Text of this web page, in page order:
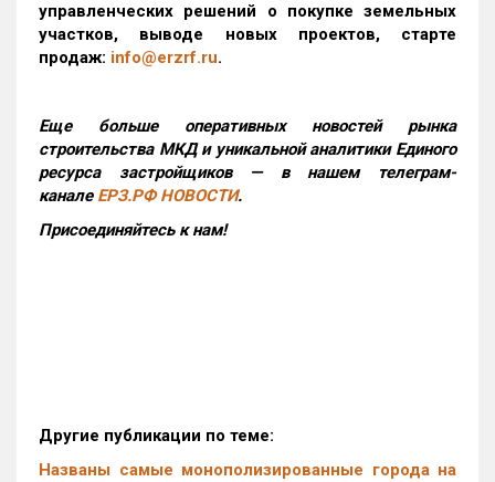
управленческих решений о покупке земельных
участков, выводе новых проектов, старте
продаж: info@erzrf.ru.
Еще больше оперативных новостей рынка
строительства МКД и уникальной аналитики Единого
ресурса застройщиков — в нашем телеграм-
канале ЕРЗ.РФ НОВОСТИ.
Присоединяйтесь к нам!
Другие публикации по теме:
Названы самые монополизированные города на